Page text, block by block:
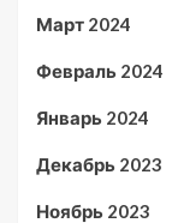
Март 2024
Февраль 2024
Январь 2024
Декабрь 2023
Ноябрь 2023